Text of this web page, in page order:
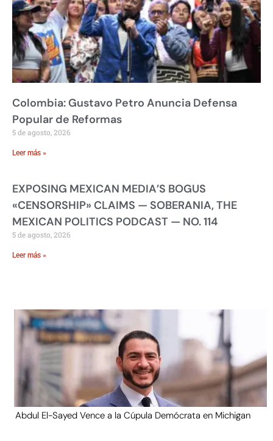
Colombia: Gustavo Petro Anuncia Defensa
Popular de Reformas
5 de agosto, 2026
Leer más »
EXPOSING MEXICAN MEDIA’S BOGUS
«CENSORSHIP» CLAIMS — SOBERANIA, THE
MEXICAN POLITICS PODCAST — NO. 114
5 de agosto, 2026
Leer más »
Abdul El-Sayed Vence a la Cúpula Demócrata en Michigan